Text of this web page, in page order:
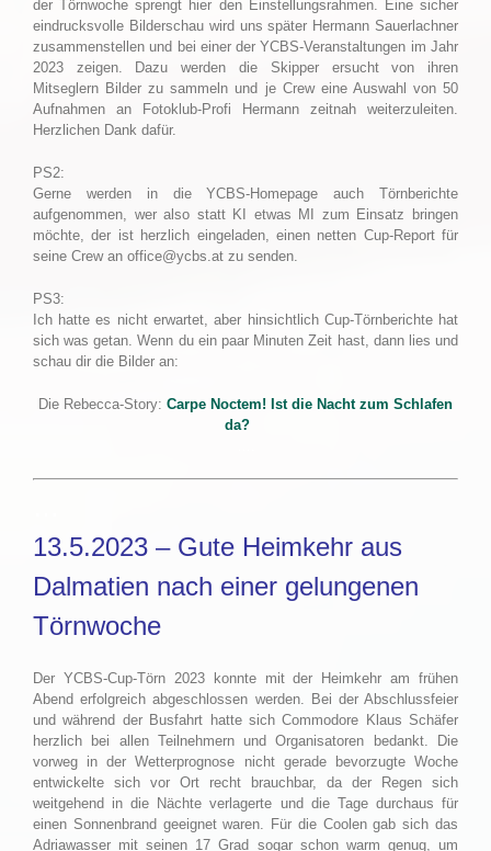
der Törnwoche sprengt hier den Einstellungsrahmen. Eine sicher
eindrucksvolle Bilderschau wird uns später Hermann Sauerlachner
zusammenstellen und bei einer der YCBS-Veranstaltungen im Jahr
2023 zeigen. Dazu werden die Skipper ersucht von ihren
Mitseglern Bilder zu sammeln und je Crew eine Auswahl von 50
Aufnahmen an Fotoklub-Profi Hermann zeitnah weiterzuleiten.
Herzlichen Dank dafür.
PS2:
Gerne werden in die YCBS-Homepage auch Törnberichte
aufgenommen, wer also statt KI etwas MI zum Einsatz bringen
möchte, der ist herzlich eingeladen, einen netten Cup-Report für
seine Crew an office@ycbs.at zu senden.
PS3:
Ich hatte es nicht erwartet, aber hinsichtlich Cup-Törnberichte hat
sich was getan. Wenn du ein paar Minuten Zeit hast, dann lies und
schau dir die Bilder an:
Die Rebecca-Story: Carpe Noctem! Ist die Nacht zum Schlafen
da?
13.5.2023 – Gute Heimkehr aus
Dalmatien nach einer gelungenen
Törnwoche
Der YCBS-Cup-Törn 2023 konnte mit der Heimkehr am frühen
Abend erfolgreich abgeschlossen werden. Bei der Abschlussfeier
und während der Busfahrt hatte sich Commodore Klaus Schäfer
herzlich bei allen Teilnehmern und Organisatoren bedankt. Die
vorweg in der Wetterprognose nicht gerade bevorzugte Woche
entwickelte sich vor Ort recht brauchbar, da der Regen sich
weitgehend in die Nächte verlagerte und die Tage durchaus für
einen Sonnenbrand geeignet waren. Für die Coolen gab sich das
Adriawasser mit seinen 17 Grad sogar schon warm genug, um